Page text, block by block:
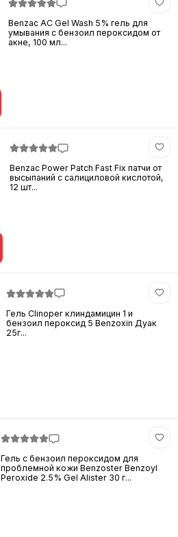
Benzac AC Gel Wash 5% гель для
умывания с бензоил пероксидом от
акне, 100 мл...
Benzac Power Patch Fast Fix патчи от
высыпаний с салициловой кислотой,
12 шт...
Гель Clinoper клиндамицин 1 и
бензоил пероксид 5 Benzoxin Дуак
25г...
Гель с бензоил пероксидом для
проблемной кожи Benzoster Benzoyl
Peroxide 2.5% Gel Alister 30 г...